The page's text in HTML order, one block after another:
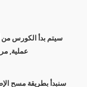
سيتم بدأ الكورس من
عملية,